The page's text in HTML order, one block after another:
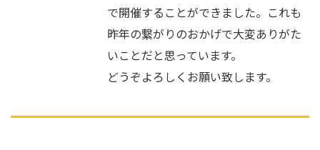
で開催することができました。これも
昨年の繋がりのおかげで大変ありがた
いことだと思っています。
どうぞよろしくお願い致します。